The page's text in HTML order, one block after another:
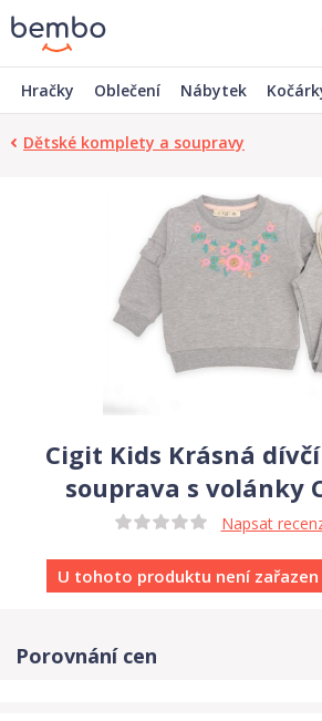
Hračky Oblečení Nábytek
Dětské komplety a soupravy
Cigit Kids Krásná
souprava s volánky
Napsat
U tohoto produktu není zařazen
Porovnání cen